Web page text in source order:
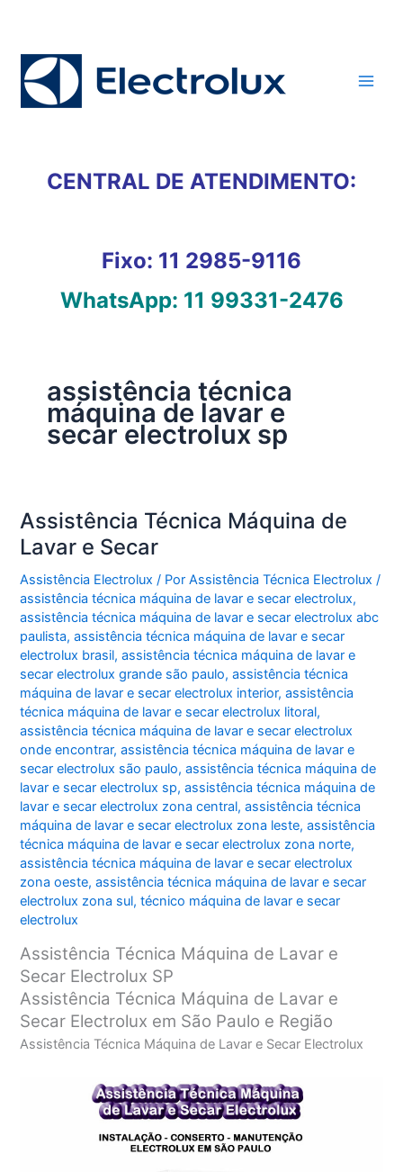
conteúdo
CENTRAL DE ATENDIMENTO:
Fixo: 11 2985-9116
WhatsApp: 11 99331-2476
assistência técnica
máquina de lavar e
secar electrolux sp
Assistência Técnica Máquina de
Lavar e Secar
Assistência Electrolux / PorAssistência Técnica Electrolux/
assistência técnica máquina de lavar e secar electrolux,
assistência técnica máquina de lavar e secar electrolux abc
paulista,assistência técnica máquina de lavar e secar
electrolux brasil,assistência técnica máquina de lavar e
secar electrolux grande são paulo,assistência técnica
máquina de lavar e secar electrolux interior,assistência
técnica máquina de lavar e secar electrolux litoral,
assistência técnica máquina de lavar e secar electrolux
onde encontrar,assistência técnica máquina de lavar e
secar electrolux são paulo,assistência técnica máquina de
lavar e secar electrolux sp,assistência técnica máquina de
lavar e secar electrolux zona central,assistência técnica
máquina de lavar e secar electrolux zona leste,assistência
técnica máquina de lavar e secar electrolux zona norte,
assistência técnica máquina de lavar e secar electrolux
zona oeste,assistência técnica máquina de lavar e secar
electrolux zona sul,técnico máquina de lavar e secar
electrolux
Assistência Técnica Máquina de Lavar e
Secar Electrolux SP
Assistência Técnica Máquina de Lavar e
Secar Electrolux em São Paulo e Região
Assistência Técnica Máquina de Lavar e Secar Electrolux